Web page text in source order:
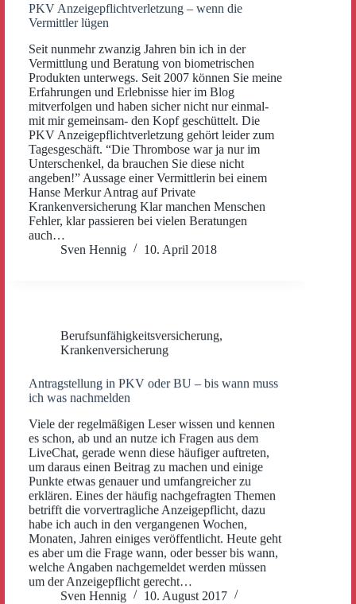
PKV Anzeigepflichtverletzung – wenn die
Vermittler lügen
Seit nunmehr zwanzig Jahren bin ich in der
Vermittlung und Beratung von biometrischen
Produkten unterwegs. Seit 2007 können Sie meine
Erfahrungen und Erlebnisse hier im Blog
mitverfolgen und haben sicher nicht nur einmal-
mit mir gemeinsam- den Kopf geschüttelt. Die
PKV Anzeigepflichtverletzung gehört leider zum
Tagesgeschäft. “Die Thrombose war ja nur im
Unterschenkel, da brauchen Sie diese nicht
angeben!” Aussage einer Vermittlerin bei einem
Hanse Merkur Antrag auf Private
Krankenversicherung Klar manchen Menschen
Fehler, klar passieren bei vielen Beratungen
auch…
Sven Hennig
10. April 2018
Berufsunfähigkeitsversicherung,
Krankenversicherung
Antragstellung in PKV oder BU – bis wann muss
ich was nachmelden
Viele der regelmäßigen Leser wissen und kennen
es schon, ab und an nutze ich Fragen aus dem
LiveChat, gerade wenn diese häufiger auftreten,
um daraus einen Beitrag zu machen und einige
Punkte etwas genauer und umfangreicher zu
erklären. Eines der häufig nachgefragten Themen
betrifft die vorvertragliche Anzeigepflicht, dazu
habe ich auch in den vergangenen Wochen,
Monaten, Jahren einiges veröffentlicht. Heute geht
es aber um die Frage wann, oder besser bis wann,
welche Angaben nachgemeldet werden müssen
um der Anzeigepflicht gerecht…
Sven Hennig
10. August 2017